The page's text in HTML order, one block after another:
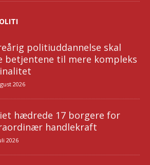
politiuddannelse skal
betjentene til mere kompleks
2026
hædrede 17 borgere for
handlekraft
2026